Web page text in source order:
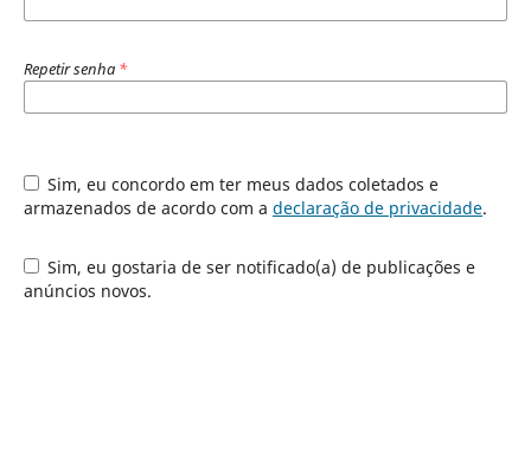
Repetir senha *
Sim, eu concordo em ter meus dados coletados e
armazenados de acordo com a declaração de privacidade.
Sim, eu gostaria de ser notificado(a) de publicações e
anúncios novos.